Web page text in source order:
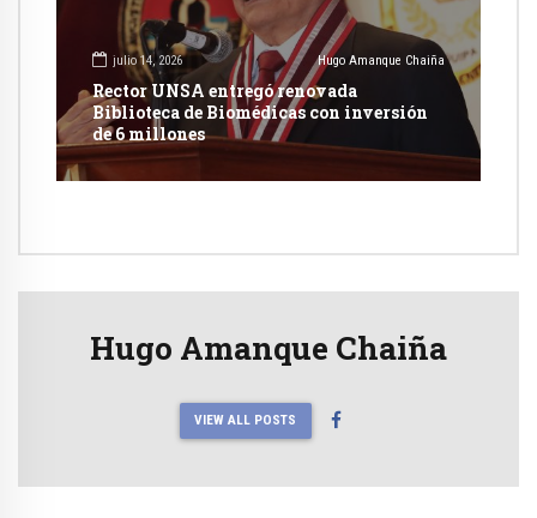
julio 14, 2026 Hugo Amanque Chaiña
Rector UNSA entregó renovada
Biblioteca de Biomédicas con inversión
de 6 millones
Hugo Amanque Chaiña
VIEW ALL POSTS